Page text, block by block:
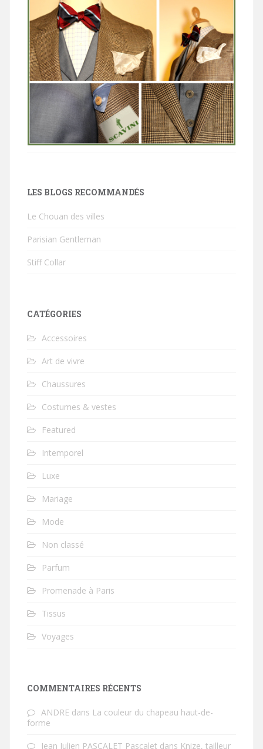
LES BLOGS RECOMMANDÉS
Le Chouan des villes
Parisian Gentleman
Stiff Collar
CATÉGORIES
Accessoires
Art de vivre
Chaussures
Costumes & vestes
Featured
Intemporel
Luxe
Mariage
Mode
Non classé
Parfum
Promenade à Paris
Tissus
Voyages
COMMENTAIRES RÉCENTS
ANDRE dans La couleur du chapeau haut-de-
forme
Jean Julien PASCALET Pascalet dans Knize, tailleur